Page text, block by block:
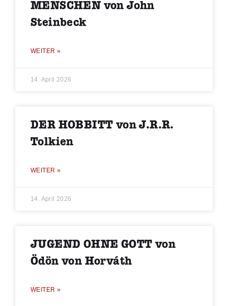
MENSCHEN von John
Steinbeck
WEITER »
14. April 2026
DER HOBBITT von J.R.R.
Tolkien
WEITER »
14. April 2026
JUGEND OHNE GOTT von
Ödön von Horváth
WEITER »